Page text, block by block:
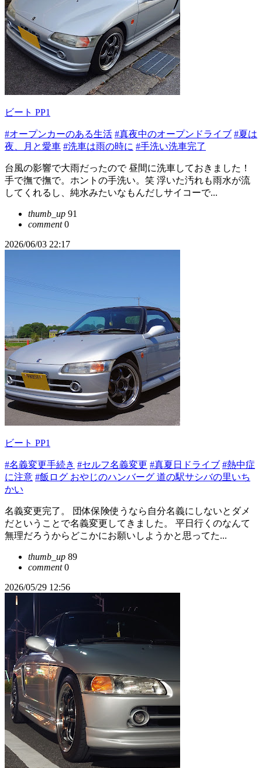
ビート PP1
#オープンカーのある生活 #真夜中のオープンドライブ #夏は
夜、月と愛車 #洗車は雨の時に #手洗い洗車完了
台風の影響で大雨だったので 昼間に洗車しておきました！
手で撫で撫で。ホントの手洗い。笑 浮いた汚れも雨水が流
してくれるし、純水みたいなもんだしサイコーで...
thumb_up 91
comment0
2026/06/03 22:17
ビート PP1
#名義変更手続き #セルフ名義変更 #真夏日ドライブ #熱中症
に注意 #飯ログ おやじのハンバーグ 道の駅サシバの里いち
かい
名義変更完了。 団体保険使うなら自分名義にしないとダメ
だということで名義変更してきました。 平日行くのなんて
無理だろうからどこかにお願いしようかと思ってた...
thumb_up 89
comment0
2026/05/29 12:56